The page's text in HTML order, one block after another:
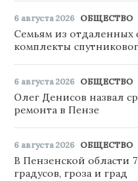
6 августа 2026 ОБЩЕСТВО
Семьям из отдаленных
комплекты
6 августа 2026 ОБЩЕСТВО
Олег Денисов назвал
ремонта в Пензе
6 августа 2026 ОБЩЕСТВО
В Пензенской области
градусов, гроза и град